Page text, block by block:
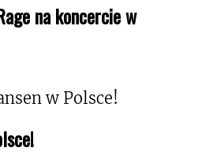
na koncercie w